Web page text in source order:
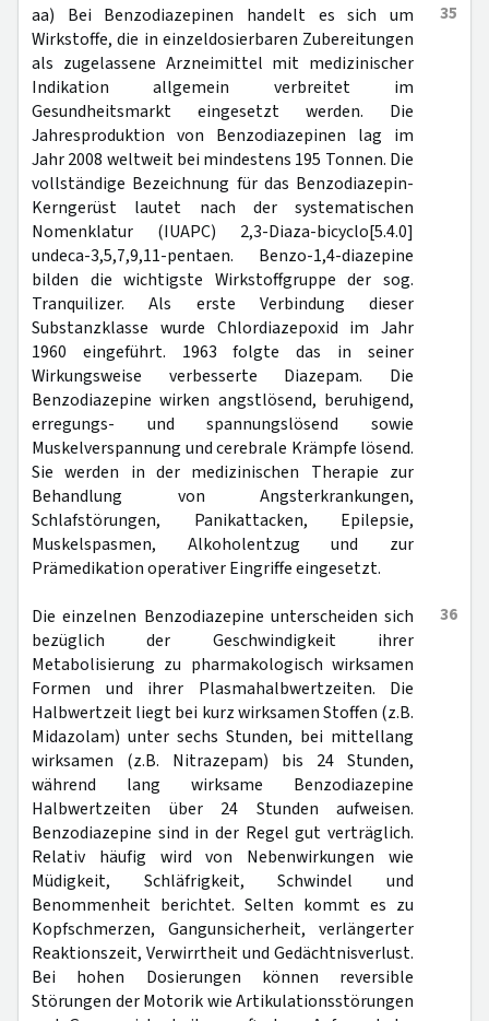
35
aa) Bei Benzodiazepinen handelt es sich um
Wirkstoffe, die in einzeldosierbaren Zubereitungen
als zugelassene Arzneimittel mit medizinischer
Indikation allgemein verbreitet im
Gesundheitsmarkt eingesetzt werden. Die
Jahresproduktion von Benzodiazepinen lag im
Jahr 2008 weltweit bei mindestens 195 Tonnen. Die
vollständige Bezeichnung für das Benzodiazepin-
Kerngerüst lautet nach der systematischen
Nomenklatur (IUAPC) 2,3-Diaza-bicyclo[5.4.0]
undeca-3,5,7,9,11-pentaen. Benzo-1,4-diazepine
bilden die wichtigste Wirkstoffgruppe der sog.
Tranquilizer. Als erste Verbindung dieser
Substanzklasse wurde Chlordiazepoxid im Jahr
1960 eingeführt. 1963 folgte das in seiner
Wirkungsweise verbesserte Diazepam. Die
Benzodiazepine wirken angstlösend, beruhigend,
erregungs- und spannungslösend sowie
Muskelverspannung und cerebrale Krämpfe lösend.
Sie werden in der medizinischen Therapie zur
Behandlung von Angsterkrankungen,
Schlafstörungen, Panikattacken, Epilepsie,
Muskelspasmen, Alkoholentzug und zur
Prämedikation operativer Eingriffe eingesetzt.
36
Die einzelnen Benzodiazepine unterscheiden sich
bezüglich der Geschwindigkeit ihrer
Metabolisierung zu pharmakologisch wirksamen
Formen und ihrer Plasmahalbwertzeiten. Die
Halbwertzeit liegt bei kurz wirksamen Stoffen (z.B.
Midazolam) unter sechs Stunden, bei mittellang
wirksamen (z.B. Nitrazepam) bis 24 Stunden,
während lang wirksame Benzodiazepine
Halbwertzeiten über 24 Stunden aufweisen.
Benzodiazepine sind in der Regel gut verträglich.
Relativ häufig wird von Nebenwirkungen wie
Müdigkeit, Schläfrigkeit, Schwindel und
Benommenheit berichtet. Selten kommt es zu
Kopfschmerzen, Gangunsicherheit, verlängerter
Reaktionszeit, Verwirrtheit und Gedächtnisverlust.
Bei hohen Dosierungen können reversible
Störungen der Motorik wie Artikulationsstörungen